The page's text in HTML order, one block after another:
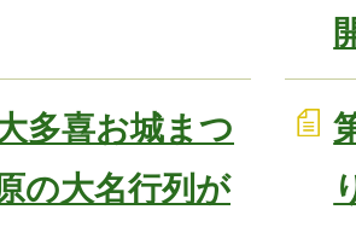
多喜お城まつ
の大名行列が